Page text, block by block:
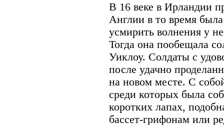
В 16 веке в Ирландии
Англии в то время
усмирить волнения у
Тогда она пообещала
Уиклоу. Солдаты с
после удачно
на новом месте. С
среди которых была
коротких лапах,
бассет-грифонам или